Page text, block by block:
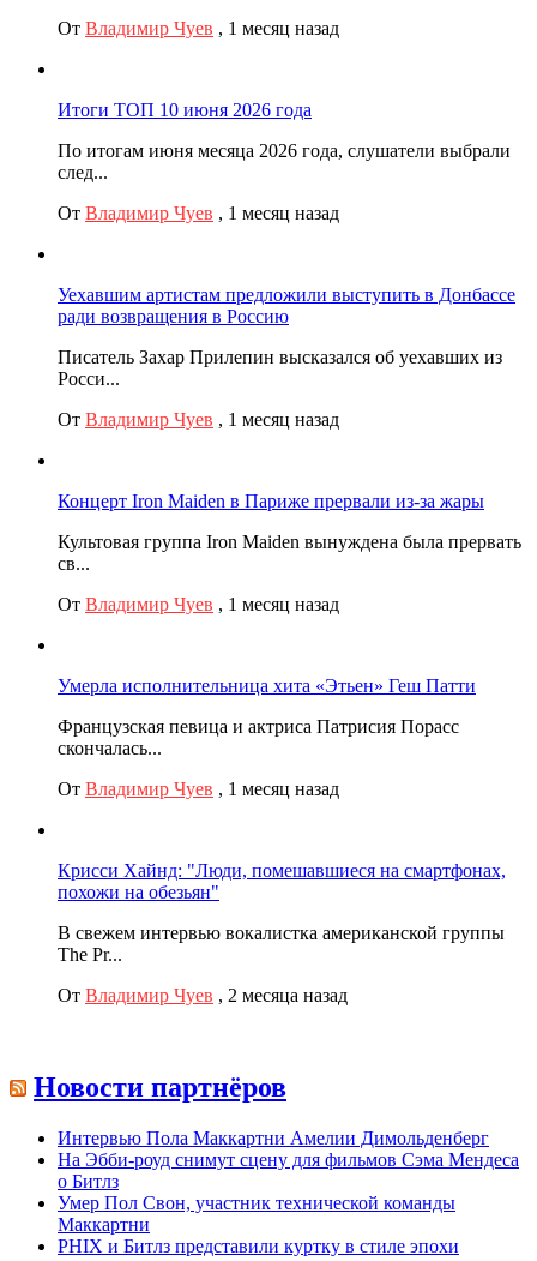
От Владимир Чуев , 1 месяц назад
Итоги ТОП 10 июня 2026 года
По итогам июня месяца 2026 года, слушатели выбрали
след...
От Владимир Чуев , 1 месяц назад
Уехавшим артистам предложили выступить в Донбассе
ради возвращения в Россию
Писатель Захар Прилепин высказался об уехавших из
Росси...
От Владимир Чуев , 1 месяц назад
Концерт Iron Maiden в Париже прервали из-за жары
Культовая группа Iron Maiden вынуждена была прервать
св...
От Владимир Чуев , 1 месяц назад
Умерла исполнительница хита «Этьен» Геш Патти
Французская певица и актриса Патрисия Порасс
скончалась...
От Владимир Чуев , 1 месяц назад
Крисси Хайнд: "Люди, помешавшиеся на смартфонах,
похожи на обезьян"
В свежем интервью вокалистка американской группы
The Pr...
От Владимир Чуев , 2 месяца назад
Новости партнёров
Интервью Пола Маккартни Амелии Димольденберг
На Эбби-роуд снимут сцену для фильмов Сэма Мендеса
о Битлз
Умер Пол Свон, участник технической команды
Маккартни
PHIX и Битлз представили куртку в стиле эпохи